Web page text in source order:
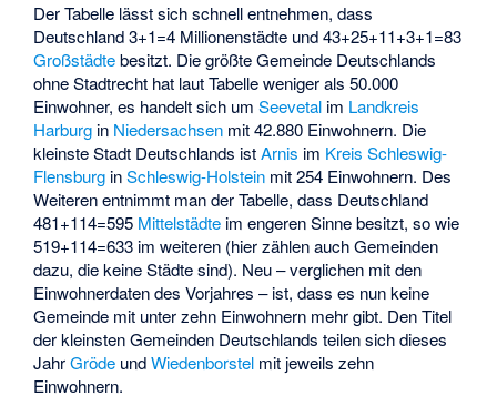
Der Tabelle lässt sich schnell entnehmen, dass
Deutschland 3+1=4 Millionenstädte und 43+25+11+3+1=83
Großstädtebesitzt. Die größte Gemeinde Deutschlands
ohne Stadtrecht hat laut Tabelle weniger als 50.000
Einwohner, es handelt sich umSeevetal im Landkreis
Harburg in Niedersachsen mit 42.880 Einwohnern. Die
kleinste Stadt Deutschlands istArnis im Kreis Schleswig-
Flensburg inSchleswig-Holstein mit 254 Einwohnern. Des
Weiteren entnimmt man der Tabelle, dass Deutschland
481+114=595 Mittelstädte im engeren Sinne besitzt, so wie
519+114=633 im weiteren (hier zählen auch Gemeinden
dazu, die keine Städte sind). Neu – verglichen mit den
Einwohnerdaten des Vorjahres – ist, dass es nun keine
Gemeinde mit unter zehn Einwohnern mehr gibt. Den Titel
der kleinsten Gemeinden Deutschlands teilen sich dieses
JahrGröde undWiedenborstel mit jeweils zehn
Einwohnern.